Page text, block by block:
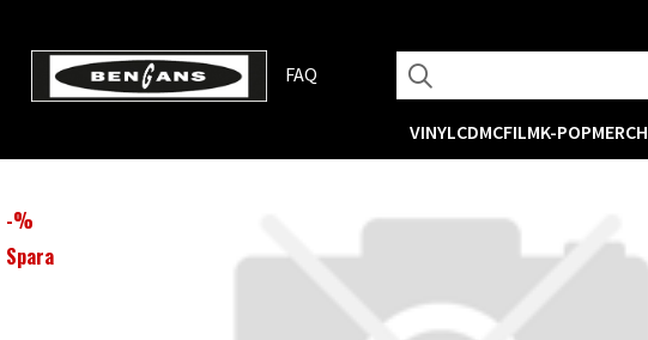
FAQ
VINYLCDMCFILMK-POPMERCH
-%
Spara